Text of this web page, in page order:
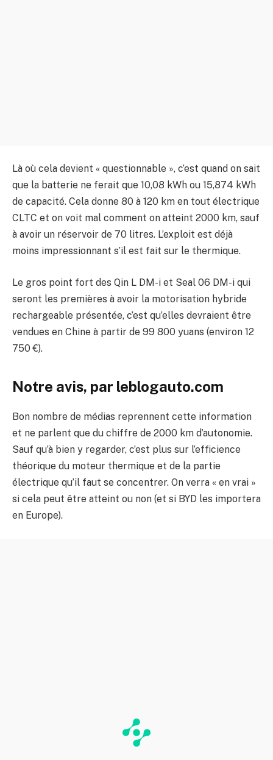
Là où cela devient « questionnable », c’est quand on sait
que la batterie ne ferait que 10,08 kWh ou 15,874 kWh
de capacité. Cela donne 80 à 120 km en tout électrique
CLTC et on voit mal comment on atteint 2000 km, sauf
à avoir un réservoir de 70 litres. L’exploit est déjà
moins impressionnant s’il est fait sur le thermique.
Le gros point fort des Qin L DM-i et Seal 06 DM-i qui
seront les premières à avoir la motorisation hybride
rechargeable présentée, c’est qu’elles devraient être
vendues en Chine à partir de 99 800 yuans (environ 12
750 €).
Notre avis, par leblogauto.com
Bon nombre de médias reprennent cette information
et ne parlent que du chiffre de 2000 km d’autonomie.
Sauf qu’à bien y regarder, c’est plus sur l’efficience
théorique du moteur thermique et de la partie
électrique qu’il faut se concentrer. On verra « en vrai »
si cela peut être atteint ou non (et si BYD les importera
en Europe).